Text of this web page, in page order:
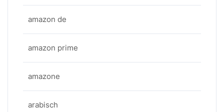
amazon de
amazon prime
amazone
arabisch